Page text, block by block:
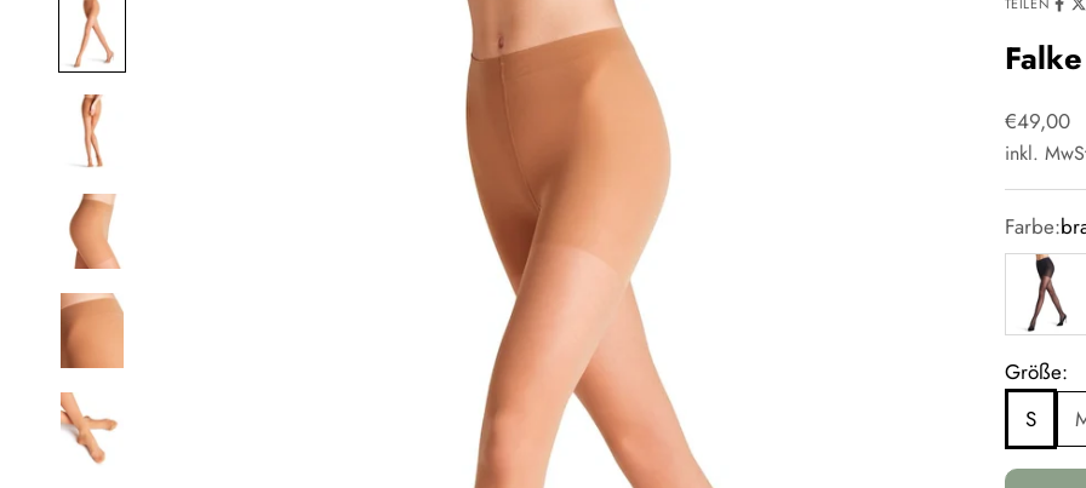
Angebot
€49,00
inkl.
Farbe:
schwarz
Größe:
S